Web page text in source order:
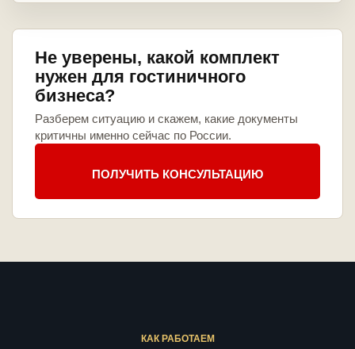
Не уверены, какой комплект
нужен для гостиничного
бизнеса?
Разберем ситуацию и скажем, какие документы
критичны именно сейчас по России.
ПОЛУЧИТЬ КОНСУЛЬТАЦИЮ
КАК РАБОТАЕМ